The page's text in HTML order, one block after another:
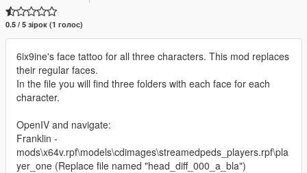
0.5 / 5 зірок (1 голос)
6ix9ine's face tattoo for all three characters. This mod replaces
their regular faces.
In the file you will find three folders with each face for each
character.
OpenIV and navigate:
Franklin -
mods\x64v.rpf\models\cdimages\streamedpeds_players.rpf\pla
yer_one (Replace file named "head_diff_000_a_bla")